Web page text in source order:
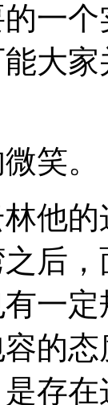
一
大
笑。
他
后
一
的
存